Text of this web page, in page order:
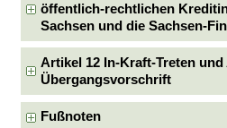
öffentlich-rechtlichen
Sachsen und die Sachsen-
Artikel 12 In-Kraft-Treten
Übergangsvorschrift
Fußnoten